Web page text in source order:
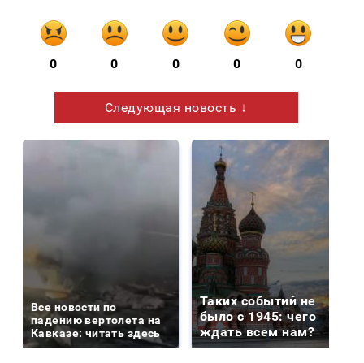
0 0 0 0 0
Следующая новость ↓
Все новости по
падению вертолета на
Кавказе: читать здесь
Таких событий не
было с 1945: чего
ждать всем нам?